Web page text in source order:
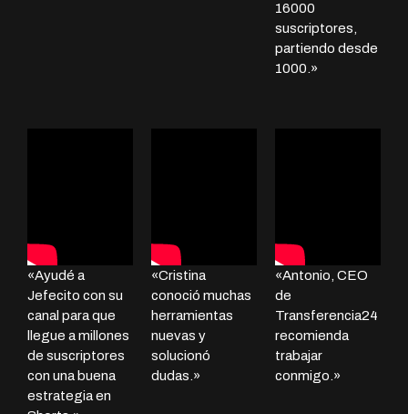
16000
suscriptores,
partiendo desde
1000.»
«Ayudé a
Jefecito con su
canal para que
llegue a millones
de suscriptores
con una buena
estrategia en
«Cristina
conoció muchas
herramientas
nuevas y
solucionó
dudas.»
«Antonio, CEO
de
Transferencia24
recomienda
trabajar
conmigo.»